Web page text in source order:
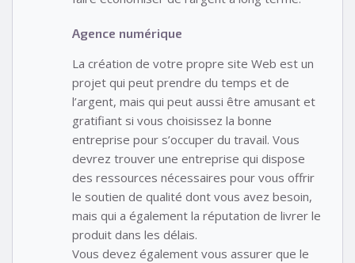
Agence numérique
La création de votre propre site Web est un
projet qui peut prendre du temps et de
l’argent, mais qui peut aussi être amusant et
gratifiant si vous choisissez la bonne
entreprise pour s’occuper du travail. Vous
devrez trouver une entreprise qui dispose
des ressources nécessaires pour vous offrir
le soutien de qualité dont vous avez besoin,
mais qui a également la réputation de livrer le
produit dans les délais.
Vous devez également vous assurer que le